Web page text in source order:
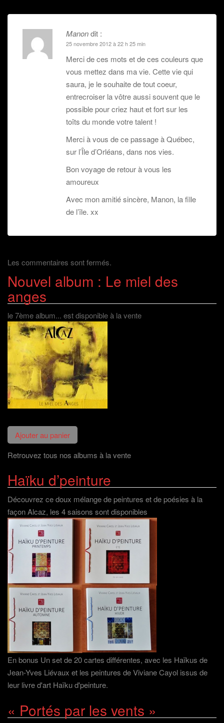
r
Manondit :
25 novembre 2012 à 22 h 25 min
Merci de ces mots et de ces couleurs que
vous mettez dans ma vie. Cette vie qui
saura, je le souhaite de tout coeur,
entrecroiser la vôtre aussi souvent que le
possible pour criez haut et fort sur les
toîts du monde votre talent !
Merci à vous de ce passage à Québec,
sur l’Île d’Orléans, dans nos vies.
Bon voyage de retour à vous les
amoureux
Avec mon amitié sincère, Manon, la fille
de l’île. xx
Les commentaires sont fermés.
Nouvel album : Le miel des
anges
le 7ème album... est disponible à la vente
Retrouvez tous nos albums à la vente
Haïku d’peinture
Découvrez ce doux mélange de peintures et de poésies à la
façon Alcaz, les 4 saisons sont disponibles
En bonus Un set de 20 cartes différentes, avec les Haïkus de
Jean-Yves Liévaux et les peintures de Viviane Cayol issus de
leur livre d'art Haïku d'peinture.
« Portés par les vents »